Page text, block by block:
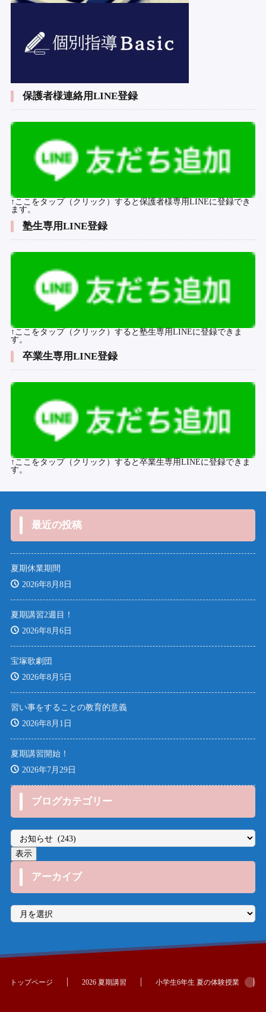
保護者様連絡用LINE登録
↑ここをタップ（クリック）すると保護者様専用LINEに登録でき
ます。
塾生専用LINE登録
↑ここをタップ（クリック）すると塾生専用LINEに登録できま
す。
卒業生専用LINE登録
↑ここをタップ（クリック）すると卒業生専用LINEに登録できま
す。
最近の投稿
夏期休業期間
2026年8月8日
夏期講習2週目！
2026年8月6日
宝塚歌劇団
2026年8月5日
習い事をすることの教育的意義
2026年8月1日
夏期講習開始！
2026年7月29日
ブログカテゴリー
アーカイブ
ア
カ
トップページ 2026 夏期講習 小学生6年生 夏の体験授業